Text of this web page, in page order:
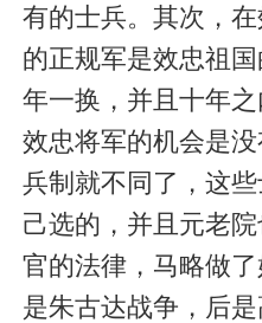
有的士兵。其次，
的正规军是效忠祖
年一换，并且十年
效忠将军的机会是
兵制就不同了，这
己选的，并且元老
官的法律，马略做
是朱古达战争，后